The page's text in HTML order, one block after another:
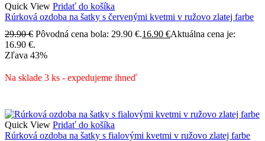
Quick View Pridať do košíka
Rúrková ozdoba na šatky s červenými kvetmi v ružovo zlatej farbe
29.90€ Pôvodná cena bola: 29.90 €.16.90 €Aktuálna cena je:
16.90 €.
Zľava 43%
Na sklade 3 ks - expedujeme ihneď
Quick View Pridať do košíka
Rúrková ozdoba na šatky s fialovými kvetmi v ružovo zlatej farbe